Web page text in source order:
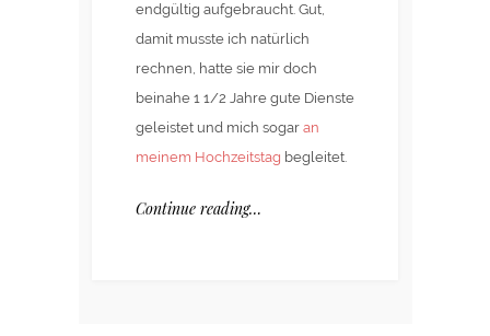
endgültig aufgebraucht. Gut,
damit musste ich natürlich
rechnen, hatte sie mir doch
beinahe 1 1/2 Jahre gute Dienste
geleistet und mich sogar an
meinem Hochzeitstag begleitet.
Continue reading…